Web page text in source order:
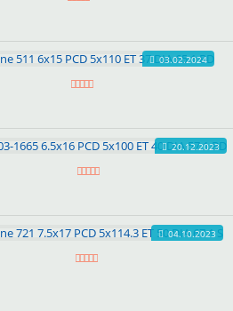
03.02.2024
20.12.2023
04.10.2023